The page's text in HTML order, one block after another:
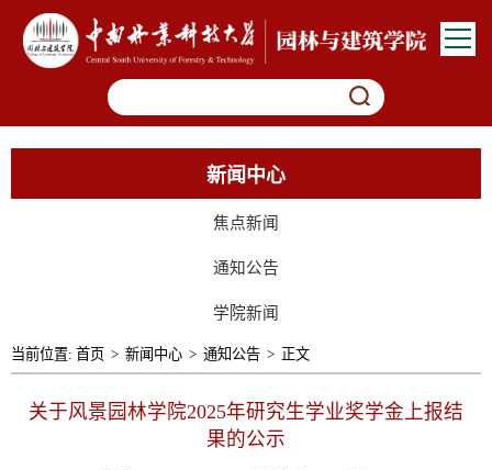
新闻中心
焦点新闻
通知公告
学院新闻
当前位置: 首页 > 新闻中心 > 通知公告 > 正文
关于风景园林学院2025年研究生学业奖学金上报结
果的公示